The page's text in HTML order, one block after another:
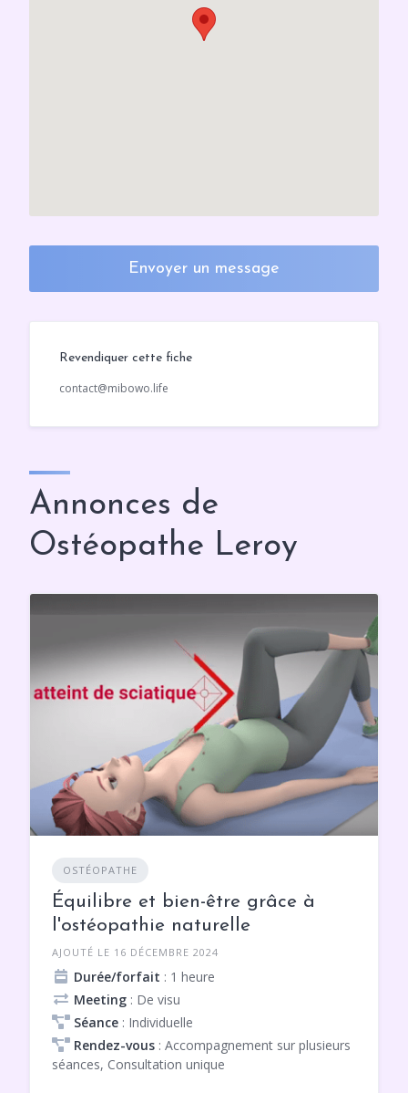
Envoyer un message
Revendiquer cette fiche
contact@mibowo.life
Annonces de
Ostéopathe Leroy
OSTÉOPATHE
Équilibre et bien-être grâce à
l'ostéopathie naturelle
AJOUTÉ LE 16 DÉCEMBRE 2024
Durée/forfait : 1 heure
Meeting : De visu
Séance : Individuelle
Rendez-vous : Accompagnement sur plusieurs
séances, Consultation unique